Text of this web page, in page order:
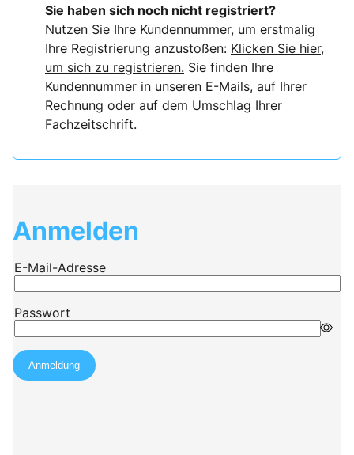
Sie haben sich noch nicht registriert?
Nutzen Sie Ihre Kundennummer, um erstmalig
Ihre Registrierung anzustoßen: Klicken Sie hier,
um sich zu registrieren. Sie finden Ihre
Kundennummer in unseren E-Mails, auf Ihrer
Rechnung oder auf dem Umschlag Ihrer
Fachzeitschrift.
Anmelden